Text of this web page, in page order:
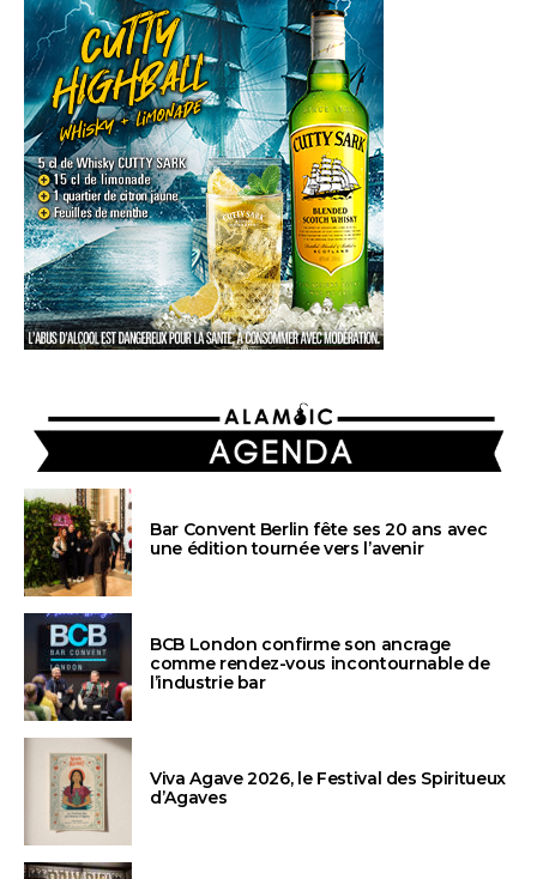
AGENDA
Bar Convent Berlin fête ses 20 ans avec
une édition tournée vers l’avenir
BCB London confirme son ancrage
comme rendez-vous incontournable de
l’industrie bar
Viva Agave 2026, le Festival des Spiritueux
d’Agaves